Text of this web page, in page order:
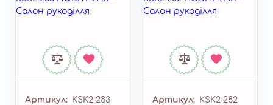
Артикул KSK2-283 Артикул KSK2-282